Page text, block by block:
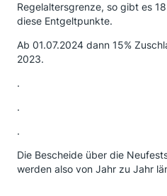
Regelaltersgrenze, so gibt es
diese Entgeltpunkte.
Ab 01.07.2024 dann 15%
2023.
.
.
.
Die Bescheide über die
werden also von Jahr zu Jahr